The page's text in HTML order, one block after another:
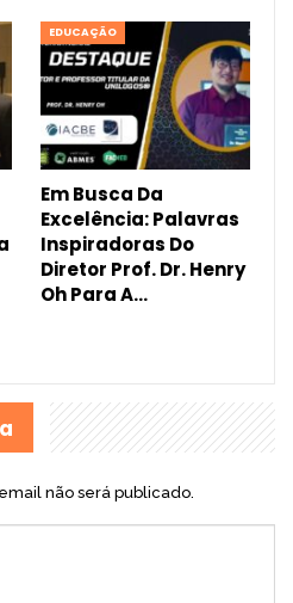
EDUCAÇÃO
Em Busca Da
Excelência: Palavras
Inspiradoras Do
Diretor Prof. Dr. Henry
Oh Para A…
não será publicado.